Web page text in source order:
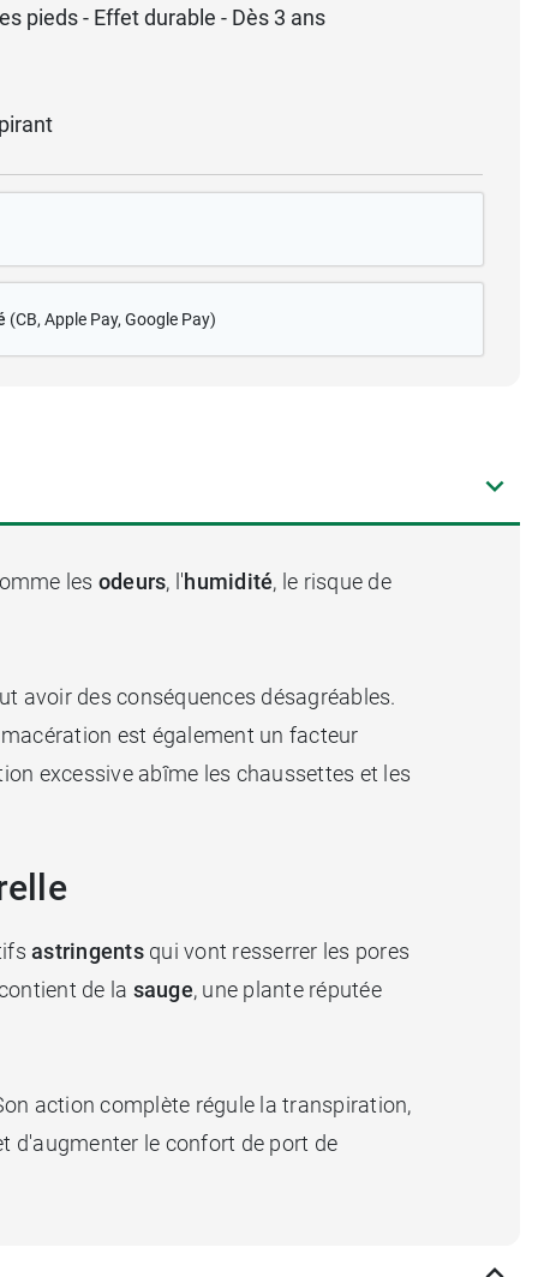
pieds - Effet durable - Dès 3 ans
(CB, Apple Pay, Google Pay)
les odeurs, l'humidité, le risque de
avoir des conséquences désagréables.
est également un facteur
excessive abîme les chaussettes et les
astringentsqui vont resserrer les pores
de la sauge, une plante réputée
action complète régule la transpiration,
d'augmenter le confort de port de